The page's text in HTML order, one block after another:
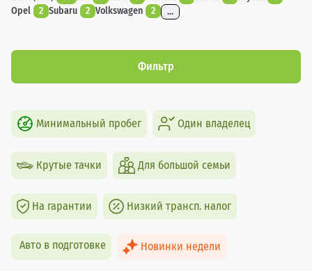
Opel
2 Subaru 2 Volkswagen 2 ...
Фильтр
Минимальный пробег Один владелец
Крутые тачки Для большой семьи
На гарантии Низкий трансп. налог
Авто в подготовке Новинки недели